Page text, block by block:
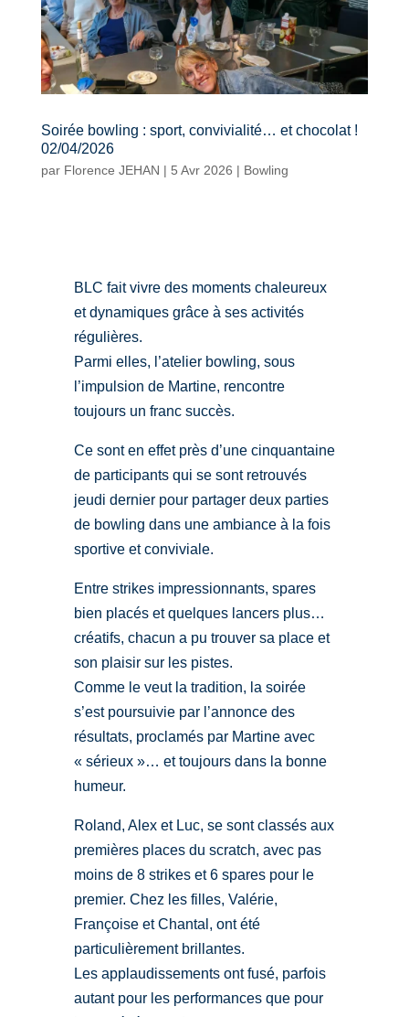
Soirée bowling : sport, convivialité… et chocolat !
02/04/2026
par Florence JEHAN | 5 Avr 2026 | Bowling
BLC fait vivre des moments chaleureux
et dynamiques grâce à ses activités
régulières.
Parmi elles, l’atelier bowling, sous
l’impulsion de Martine, rencontre
toujours un franc succès.
Ce sont en effet près d’une cinquantaine
de participants qui se sont retrouvés
jeudi dernier pour partager deux parties
de bowling dans une ambiance à la fois
sportive et conviviale.
Entre strikes impressionnants, spares
bien placés et quelques lancers plus…
créatifs, chacun a pu trouver sa place et
son plaisir sur les pistes.
Comme le veut la tradition, la soirée
s’est poursuivie par l’annonce des
résultats, proclamés par Martine avec
« sérieux »… et toujours dans la bonne
humeur.
Roland, Alex et Luc, se sont classés aux
premières places du scratch, avec pas
moins de 8 strikes et 6 spares pour le
premier. Chez les filles, Valérie,
Françoise et Chantal, ont été
particulièrement brillantes.
Les applaudissements ont fusé, parfois
autant pour les performances que pour